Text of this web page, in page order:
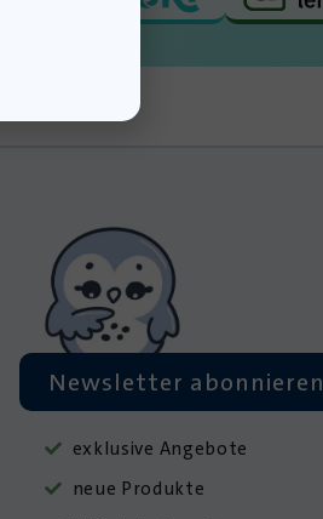
Newsletter abonnieren
exklusive Angebote
neue Produkte